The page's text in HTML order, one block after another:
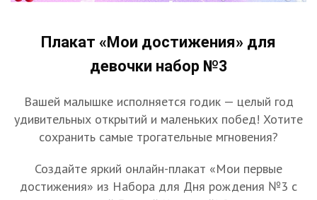
Плакат «Мои достижения» для
девочки набор №3
Вашей малышке исполняется годик — целый год
удивительных открытий и маленьких побед! Хотите
сохранить самые трогательные мгновения?
Создайте яркий онлайн-плакат «Мои первые
достижения» из Набора для Дня рождения №3 с